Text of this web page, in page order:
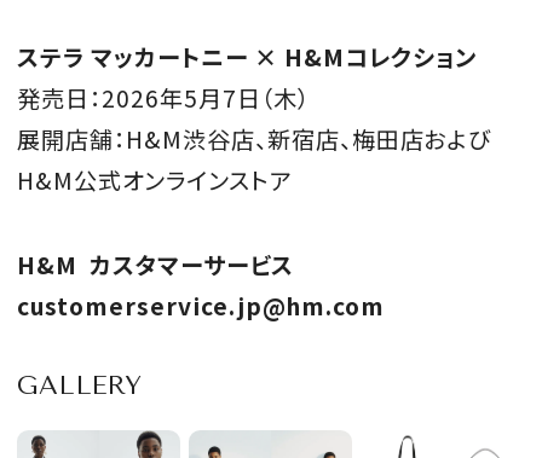
ステラ マッカートニー × H&Mコレクション
発売日：2026年5月7日（木）
展開店舗：H&M渋谷店、新宿店、梅田店および
H&M公式オンラインストア
H&M カスタマーサービス
customerservice.jp@hm.com
GALLERY